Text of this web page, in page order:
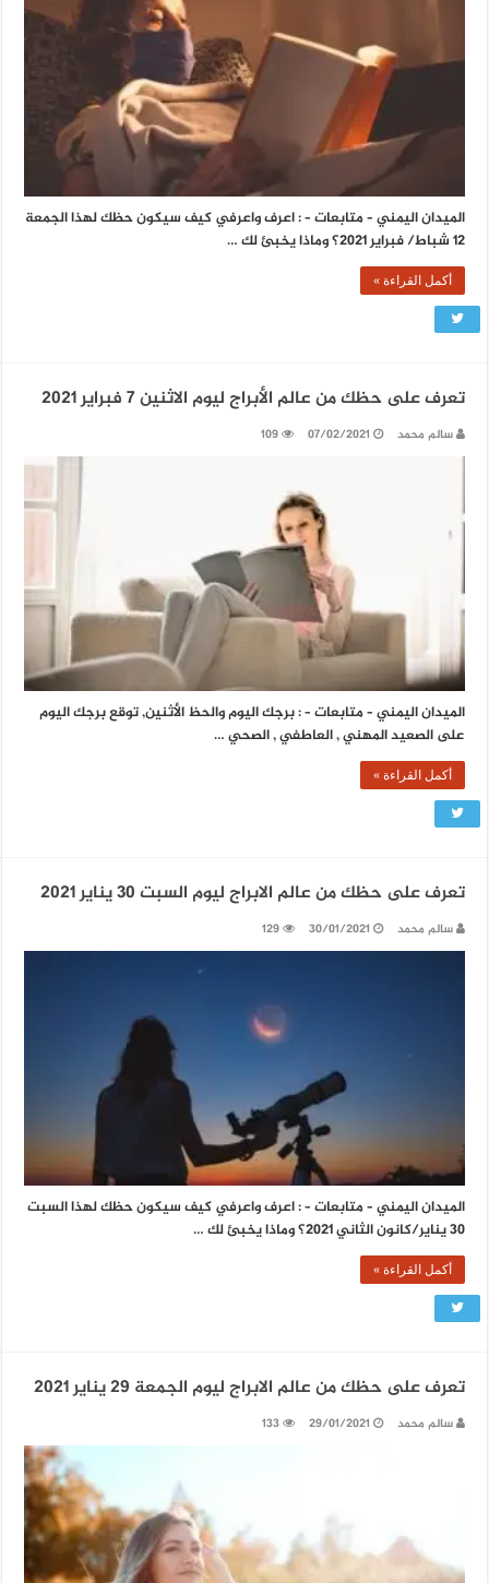
الميدان اليمني – متابعات – : اعرف واعرفي كيف سيكون حظك لهذا الجمعة
12 شباط/ فبراير 2021؟ وماذا يخبئ لك …
أكمل القراءة »
تعرف على حظك من عالم الأبراج ليوم الاثنين 7 فبراير 2021
سالم محمد 07/02/2021
109
الميدان اليمني – متابعات – : برجك اليوم والحظ الأثنين, توقع برجك اليوم
على الصعيد المهني , العاطفي , الصحي …
أكمل القراءة »
تعرف على حظك من عالم الابراج ليوم السبت 30 يناير 2021
سالم محمد 30/01/2021
129
الميدان اليمني – متابعات – : اعرف واعرفي كيف سيكون حظك لهذا السبت
30 يناير/كانون الثاني 2021؟ وماذا يخبئ لك …
أكمل القراءة »
تعرف على حظك من عالم الابراج ليوم الجمعة 29 يناير 2021
سالم محمد 29/01/2021
133